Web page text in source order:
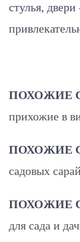
стулья,
ПОХОЖИЕ
прихожие в
ПОХОЖИЕ
садовых
ПОХОЖИЕ
для сада и